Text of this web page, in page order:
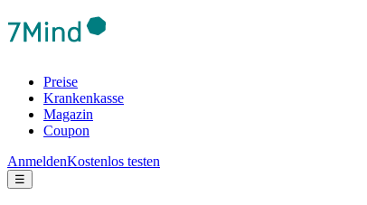
Preise
Krankenkasse
Magazin
Coupon
AnmeldenKostenlos testen
☰